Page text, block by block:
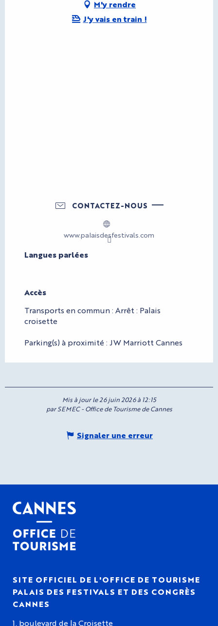
M'y rendre
J'y vais en train !
CONTACTEZ-NOUS
www.palaisdesfestivals.com
Langues parlées
Langues parlées
Accès
Accès
Transports en commun : Arrêt : Palais
croisette
Parking(s) à proximité : JW Marriott Cannes
Mis à jour le 26 juin 2026 à 12:15
par SEMEC - Office de Tourisme de Cannes
Signaler une erreur
SITE OFFICIEL DE L'OFFICE DE TOURISME
PALAIS DES FESTIVALS ET DES CONGRÈS
CANNES
1, boulevard de la Croisette